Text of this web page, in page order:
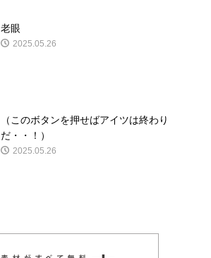
老眼
2025.05.26
（このボタンを押せばアイツは終わり
だ・・！）
2025.05.26